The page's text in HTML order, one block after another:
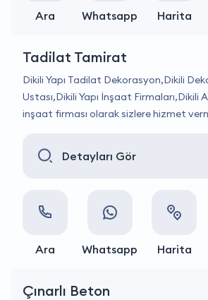
Ara Whatsapp Harita
Tadilat Tamirat
Dikili Yapı Tadilat Dekorasyon,Dikili
Ustası,Dikili Yapı İnşaat Firmaları,Dikili
inşaat firması olarak sizlere hizmet
Detayları Gör
Ara Whatsapp Harita
Çınarlı Beton